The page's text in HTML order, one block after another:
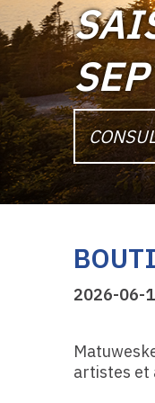
2026-06-
artistes et